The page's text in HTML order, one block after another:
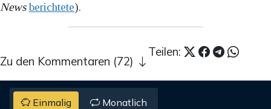
Newsberichtete).
Teilen:
Zu den Kommentaren (72)
Einmalig Monatlich